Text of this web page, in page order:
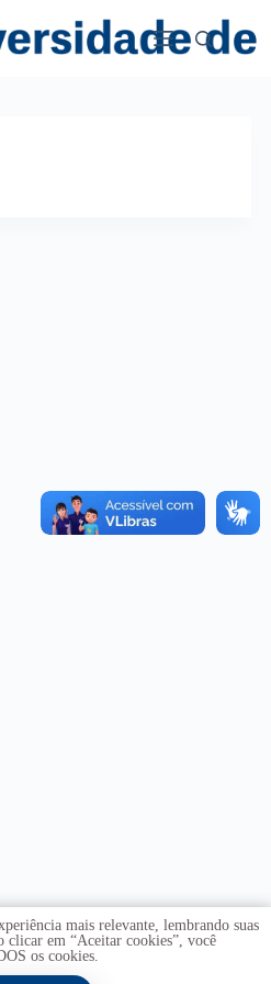
mais relevante, lembrando suas
clicar em “Aceitar cookies”, você
os cookies.